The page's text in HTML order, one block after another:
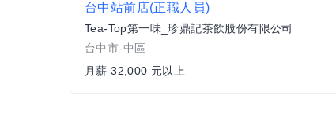
台中站前店(正職人員)
Tea-Top第一味_珍鼎記茶飲股份有限公司
台中市-中區
月薪 32,000 元以上